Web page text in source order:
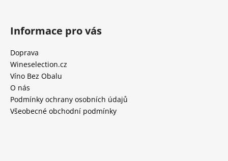
Informace pro vás
Doprava
Wineselection.cz
Víno Bez Obalu
O nás
Podmínky ochrany osobních údajů
Všeobecné obchodní podmínky